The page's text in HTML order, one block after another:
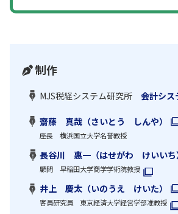
制作
MJS税経システム研究所 会計シス
齋藤 真哉（さいとう しんや）
座長 横浜国立大学名誉教授
長谷川 惠一（はせがわ けいいち
顧問 早稲田大学商学学術院教授
井上 慶太（いのうえ けいた）
客員研究員 東京経済大学経営学部准教授